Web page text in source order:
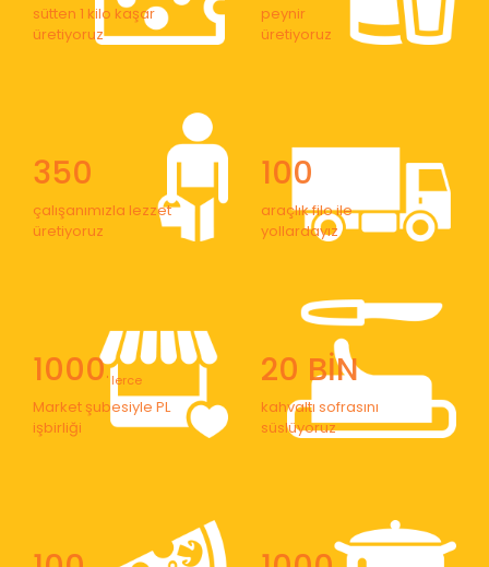
sütten 1 kilo kaşar
üretiyoruz
peynir
üretiyoruz
350
çalışanımızla lezzet
üretiyoruz
100
araçlık filo ile
yollardayız
1000' lerce
Market şubesiyle PL
işbirliği
20 BİN
kahvaltı sofrasını
süslüyoruz